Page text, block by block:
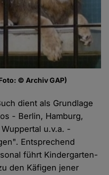
© Archiv GAP)
dient als Grundlage
- Berlin, Hamburg,
u.v.a. -
Entsprechend
führt Kindergarten-
den Käfigen jener